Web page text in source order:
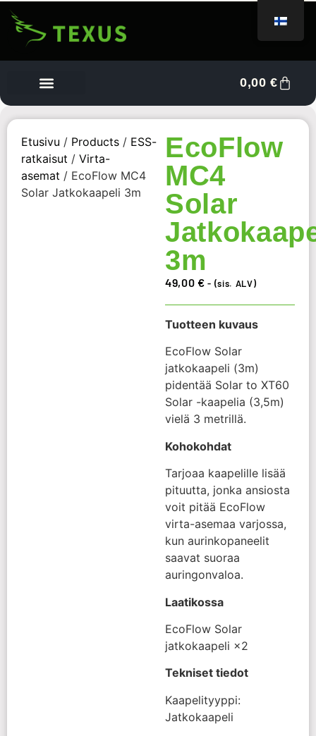
0,00€
Etusivu / Products / ESS-
ratkaisut / Virta-
asemat / EcoFlow MC4
Solar Jatkokaapeli 3m
EcoFlow
MC4
Solar
3m
49,00 € - (sis. ALV)
Tuotteen kuvaus
EcoFlow Solar
jatkokaapeli (3m)
pidentää Solar to XT60
Solar -kaapelia (3,5m)
vielä 3 metrillä.
Kohokohdat
Tarjoaa kaapelille lisää
pituutta, jonka ansiosta
voit pitää EcoFlow
virta-asemaa varjossa,
kun aurinkopaneelit
saavat suoraa
auringonvaloa.
Laatikossa
EcoFlow Solar
jatkokaapeli ×2
Tekniset tiedot
Kaapelityyppi:
Jatkokaapeli